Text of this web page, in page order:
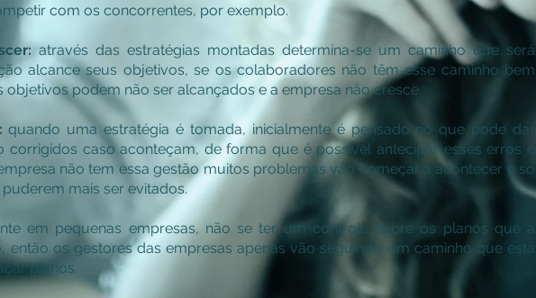
com os concorrentes, por exemplo.
através das estratégias montadas determina-se um caminho que será
alcance seus objetivos, se os colaboradores não têm esse caminho bem
podem não ser alcançados e a empresa não cresce.
quando uma estratégia é tomada, inicialmente é pensado no que pode dar
caso aconteçam, de forma que é possível antecipar esses erros e
não tem essa gestão muitos problemas vão começar a acontecer e só
mais ser evitados.
em pequenas empresas, não se ter um controle sobre os planos que a
então os gestores das empresas apenas vão seguindo um caminho que está
planos.